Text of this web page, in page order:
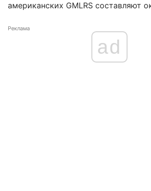
американских GMLRS составляют
Реклама
ad